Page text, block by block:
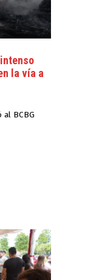
la vía a
BCBG